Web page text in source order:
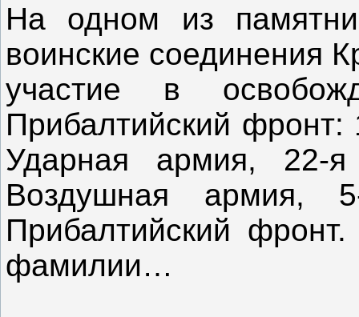
На одном из
воинские соединения
участие в
Прибалтийский фронт:
Ударная армия, 22-
Воздушная армия,
Прибалтийский
фамилии…